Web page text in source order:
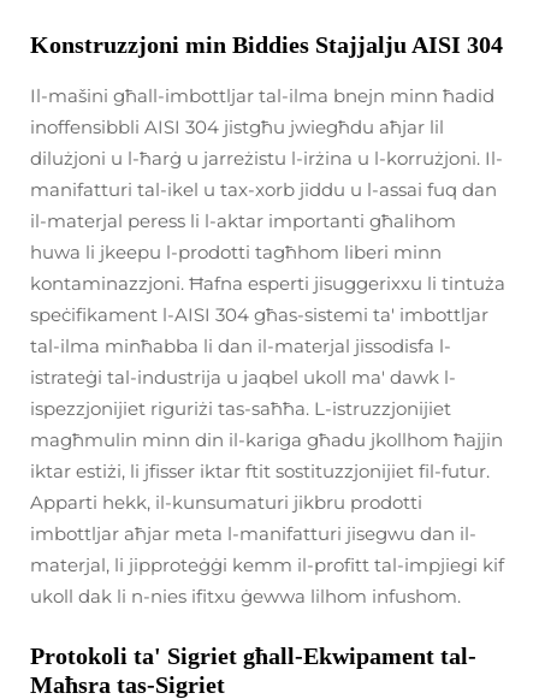
Konstruzzjoni min Biddies Stajjalju AISI 304
Il-mašini għall-imbottljar tal-ilma bnejn minn ħadid
inoffensibbli AISI 304 jistgħu jwiegħdu aħjar lil
dilużjoni u l-ħarġ u jarreżistu l-irżina u l-korrużjoni. Il-
manifatturi tal-ikel u tax-xorb jiddu u l-assai fuq dan
il-materjal peress li l-aktar importanti għalihom
huwa li jkeepu l-prodotti tagħhom liberi minn
kontaminazzjoni. Ħafna esperti jisuggerixxu li tintuża
speċifikament l-AISI 304 għas-sistemi ta' imbottljar
tal-ilma minħabba li dan il-materjal jissodisfa l-
istrateġi tal-industrija u jaqbel ukoll ma' dawk l-
ispezzjonijiet riguriżi tas-saħħa. L-istruzzjonijiet
magħmulin minn din il-kariga għadu jkollhom ħajjin
iktar estiżi, li jfisser iktar ftit sostituzzjonijiet fil-futur.
Apparti hekk, il-kunsumaturi jikbru prodotti
imbottljar aħjar meta l-manifatturi jisegwu dan il-
materjal, li jipproteġġi kemm il-profitt tal-impjiegi kif
ukoll dak li n-nies ifitxu ġewwa lilhom infushom.
Protokoli ta' Sigriet għall-Ekwipament tal-
Maħsra tas-Sigriet